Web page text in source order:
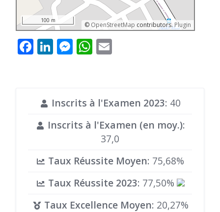
© OpenStreetMap contributors.Plugin
100 m
Facebook
LinkedIn
Messenger
WhatsApp
Inscrits à l'Examen 2023: 40
Inscrits à l'Examen (en moy.):
37,0
Taux Réussite Moyen: 75,68%
Taux Réussite 2023: 77,50%
Taux Excellence Moyen: 20,27%